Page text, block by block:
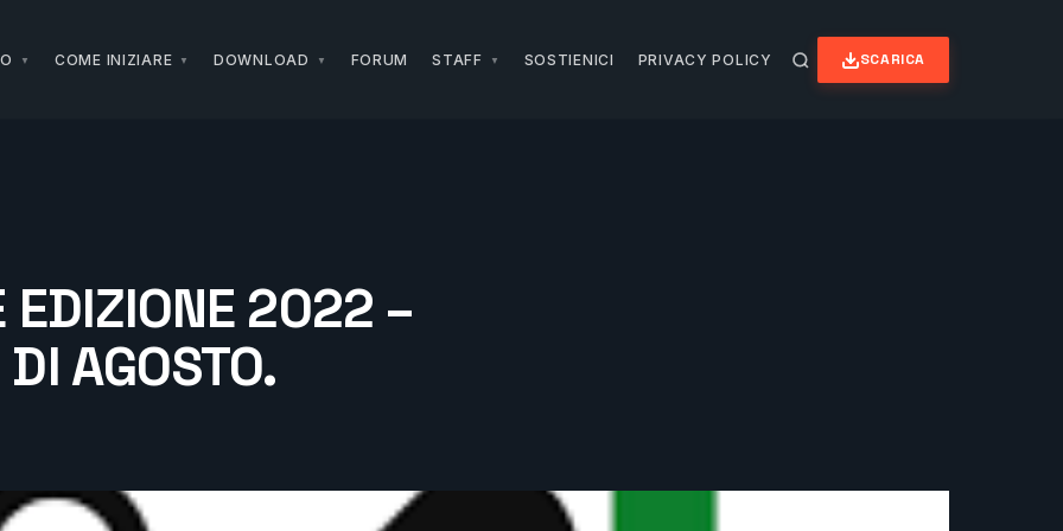
COME INIZIARE DOWNLOAD FORUM STAFF SOSTIENICI PRIVACY POLICY SCARICA
EDIZIONE 2022 –
AGOSTO.